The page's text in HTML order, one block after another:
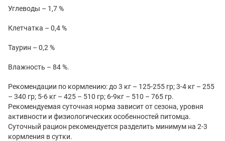
Углеводы – 1,7 %
Клетчатка – 0,4 %
Таурин – 0,2 %
Влажность – 84 %.
Рекомендации по кормлению: до 3 кг – 125-255 гр; 3-4 кг – 255
– 340 гр; 5-6 кг – 425 – 510 гр; 6-9кг – 510 – 765 гр.
Рекомендуемая суточная норма зависит от сезона, уровня
активности и физиологических особенностей питомца.
Суточный рацион рекомендуется разделить минимум на 2-3
кормления в сутки.